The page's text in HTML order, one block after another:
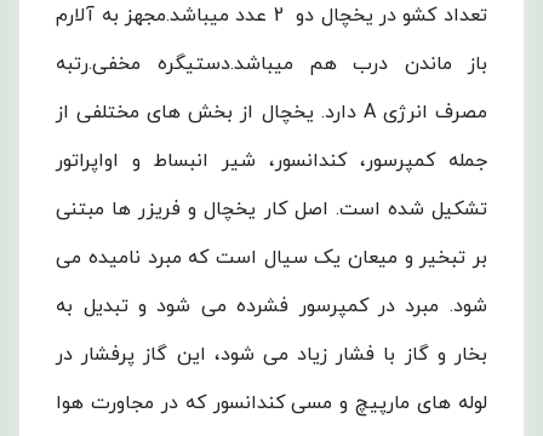
تعداد کشو در یخچال دو 2 عدد میباشد.مجهز به آلارم
باز ماندن درب هم میباشد.دستیگره مخفی.رتبه
مصرف انرژی A دارد. یخچال از بخش های مختلفی از
جمله کمپرسور، کندانسور، شیر انبساط و اواپراتور
تشکیل شده است. اصل کار یخچال و فریزر ها مبتنی
بر تبخیر و میعان یک سیال است که مبرد نامیده می
شود. مبرد در کمپرسور فشرده می شود و تبدیل به
بخار و گاز با فشار زیاد می شود، این گاز پرفشار در
لوله های مارپیچ و مسی کندانسور که در مجاورت هوا